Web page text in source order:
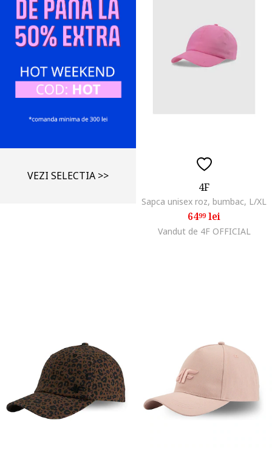
VEZI SELECTIA >>
4F
Sapca unisex roz, bumbac, L/XL
6499lei
Vandut de 4F OFFICIAL